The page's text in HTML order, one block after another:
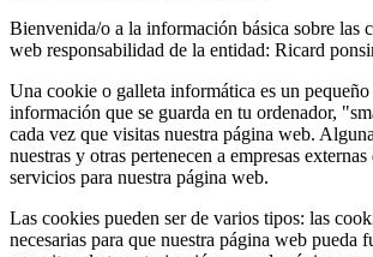
Bienvenida/o a la información básica sobre las
web responsabilidad de la entidad: Ricard
Una cookie o galleta informática es un
información que se guarda en tu ordenador,
cada vez que visitas nuestra página web.
nuestras y otras pertenecen a empresas externas
servicios para nuestra página web.
Las cookies pueden ser de varios tipos: las
necesarias para que nuestra página web pueda